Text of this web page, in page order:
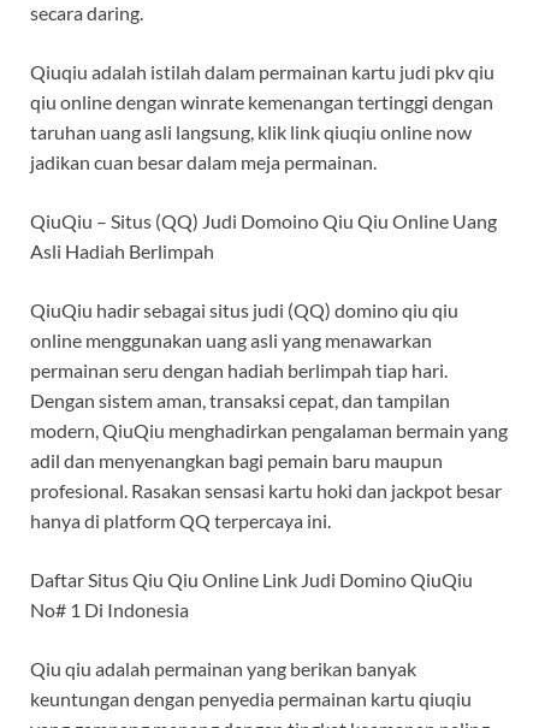
secara daring.
Qiuqiu adalah istilah dalam permainan kartu judi pkv qiu
qiu online dengan winrate kemenangan tertinggi dengan
taruhan uang asli langsung, klik link qiuqiu online now
jadikan cuan besar dalam meja permainan.
QiuQiu – Situs (QQ) Judi Domoino Qiu Qiu Online Uang
Asli Hadiah Berlimpah
QiuQiu hadir sebagai situs judi (QQ) domino qiu qiu
online menggunakan uang asli yang menawarkan
permainan seru dengan hadiah berlimpah tiap hari.
Dengan sistem aman, transaksi cepat, dan tampilan
modern, QiuQiu menghadirkan pengalaman bermain yang
adil dan menyenangkan bagi pemain baru maupun
profesional. Rasakan sensasi kartu hoki dan jackpot besar
hanya di platform QQ terpercaya ini.
Daftar Situs Qiu Qiu Online Link Judi Domino QiuQiu
No# 1 Di Indonesia
Qiu qiu adalah permainan yang berikan banyak
keuntungan dengan penyedia permainan kartu qiuqiu